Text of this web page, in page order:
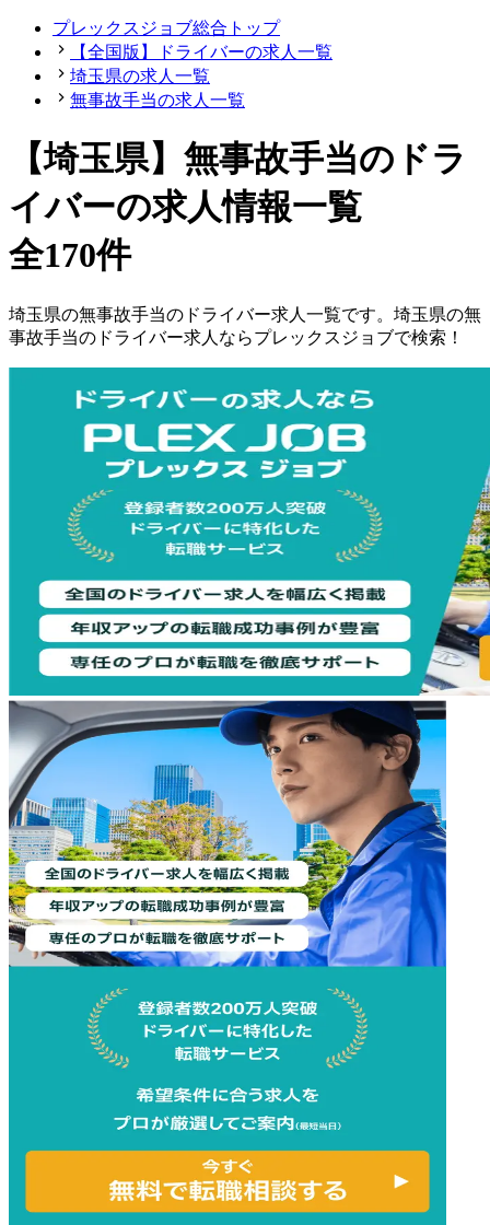
プレックスジョブ総合トップ
【全国版】ドライバーの求人一覧
埼玉県の求人一覧
無事故手当の求人一覧
【埼玉県】無事故手当のドラ
イバーの求人情報一覧
全170件
埼玉県の無事故手当の ドライバー求人一覧です。 埼玉県の無
事故手当の ドライバー求人ならプレックスジョブで検索！